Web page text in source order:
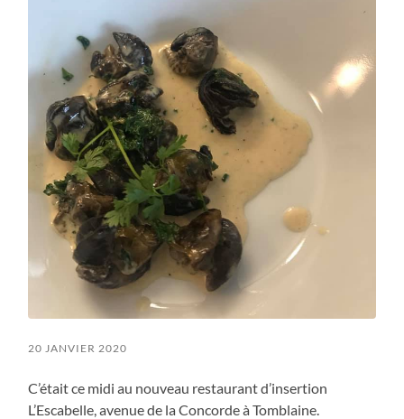
20 JANVIER 2020
C’était ce midi au nouveau restaurant d’insertion
L’Escabelle, avenue de la Concorde à Tomblaine.